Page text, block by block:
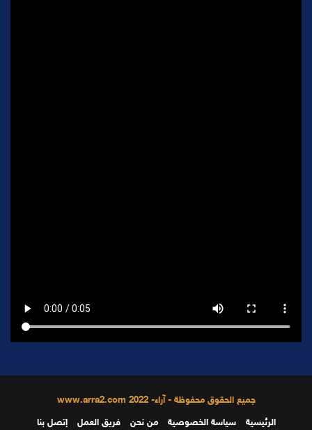
جميع الحقوق محفوظة - آراء- 2022 www.arra2.com
الرئيسية
سياسة الخصوصية من نحن فريق العمل إتصل بنا